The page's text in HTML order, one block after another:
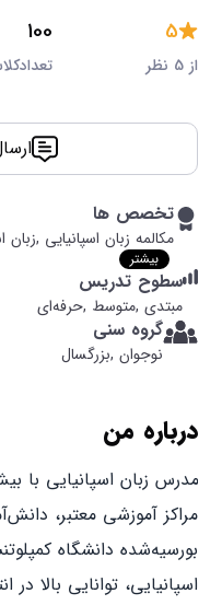
5
از 5 نظر
100
تخصص ها
مکالمه زبان اسپانیایی ,زبان
بیشتر
سطوح تدریس
مبتدی ,متوسط ,حرفه‌ای
گروه سنی
نوجوان ,بزرگسال
درباره من
مراکز آموزشی معتبر،
اسپانیایی، توانایی بالا